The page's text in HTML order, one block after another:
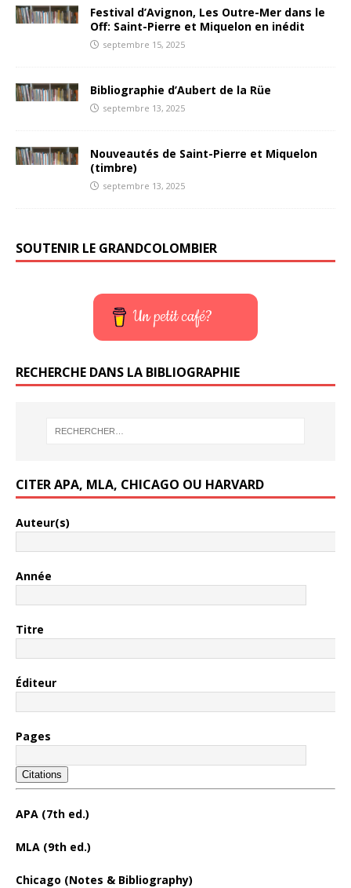
Festival d’Avignon, Les Outre-Mer dans le
Off: Saint-Pierre et Miquelon en inédit
septembre 15, 2025
Bibliographie d’Aubert de la Rüe
septembre 13, 2025
Nouveautés de Saint-Pierre et Miquelon
(timbre)
septembre 13, 2025
SOUTENIR LE GRANDCOLOMBIER
Un petit café?
RECHERCHE DANS LA BIBLIOGRAPHIE
CITER APA, MLA, CHICAGO OU HARVARD
Auteur(s)
Année
Titre
Éditeur
Pages
Citations
APA (7th ed.)
MLA (9th ed.)
Chicago (Notes & Bibliography)